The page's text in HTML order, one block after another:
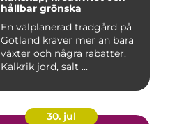
hållbar grönska
En välplanerad trädgård på
Gotland kräver mer än bara
växter och några rabatter.
Kalkrik jord, salt ...
30. jul